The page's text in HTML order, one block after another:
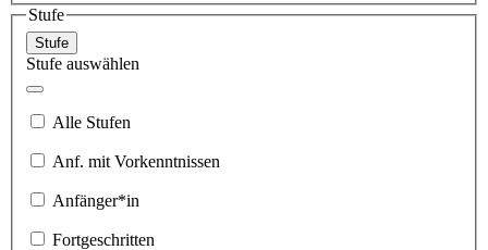
Stufe
Stufe
Stufe auswählen
Alle Stufen
Anf. mit Vorkenntnissen
Anfänger*in
Fortgeschritten